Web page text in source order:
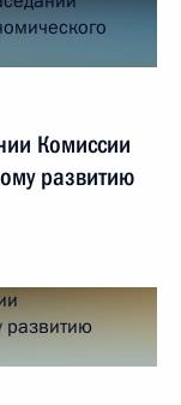
Комиссии
развитию